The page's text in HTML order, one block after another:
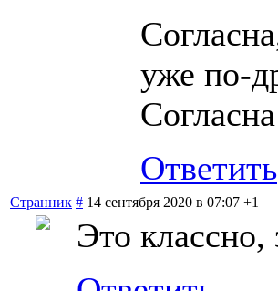
уже по-
Ответить
Странник # 14 сентября 2020 в 07:07 +1
Это классно,